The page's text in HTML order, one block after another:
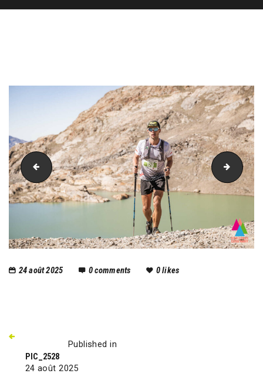
PIC_2519
24 août 2025 0comments 0likes
Published in
PIC_2528
24 août 2025